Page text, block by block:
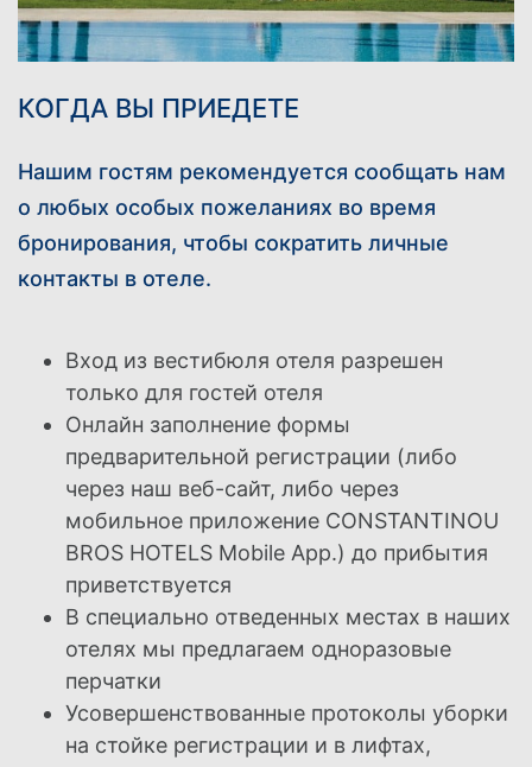
НАШИ ОТЕЛИ
ПРЕДЛОЖЕНИЯ
ЭЛИТНЫЙ КЛАСС
СВАДЬБЫ
ДЕЯТЕЛЬНОСТЬ
ОНЛАЙН-РЕГИСТРАЦИИ
ВСТРЕЧИ
ОТЕЛИ РАЗВЛЕЧЕНИЯ И
МЕРОПРИЯТИЯ
СВЯЖИТЕСЬ С
ONLINE CHECK-IN
ATHENA BEACH HOTEL
ATHENA ROYAL BEACH HOTEL
КОГДА ВЫ ПРИЕДЕТЕ
Нашим гостям рекомендуется сообщать нам
о любых особых пожеланиях во время
бронирования, чтобы сократить личные
контакты в отеле.
Вход из вестибюля отеля разрешен
только для гостей отеля
Онлайн заполнение формы
предварительной регистрации (либо
через наш веб-сайт, либо через
мобильное приложение CONSTANTINOU
BROS HOTELS Mobile App.) до прибытия
приветствуется
В специально отведенных местах в наших
отелях мы предлагаем одноразовые
перчатки
Усовершенствованные протоколы уборки
на стойке регистрации и в лифтах,